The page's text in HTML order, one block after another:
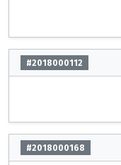
#2018000112
#2018000168